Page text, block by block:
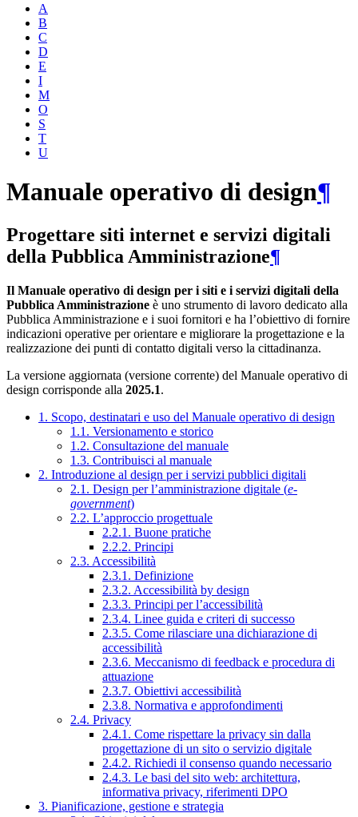
A
B
C
D
E
I
M
O
S
T
U
Manuale operativo di design¶
Progettare siti internet e servizi digitali
della Pubblica Amministrazione¶
Il Manuale operativo di design per i siti e i servizi digitali della
Pubblica Amministrazione è uno strumento di lavoro dedicato alla
Pubblica Amministrazione e i suoi fornitori e ha l’obiettivo di fornire
indicazioni operative per orientare e migliorare la progettazione e la
realizzazione dei punti di contatto digitali verso la cittadinanza.
La versione aggiornata (versione corrente) del Manuale operativo di
design corrisponde alla 2025.1.
1. Scopo, destinatari e uso del Manuale operativo di design
1.1. Versionamento e storico
1.2. Consultazione del manuale
1.3. Contribuisci al manuale
2. Introduzione al design per i servizi pubblici digitali
2.1. Design per l’amministrazione digitale (e-
government)
2.2. L’approccio progettuale
2.2.1. Buone pratiche
2.2.2. Principi
2.3. Accessibilità
2.3.1. Definizione
2.3.2. Accessibilità by design
2.3.3. Principi per l’accessibilità
2.3.4. Linee guida e criteri di successo
2.3.5. Come rilasciare una dichiarazione di
accessibilità
2.3.6. Meccanismo di feedback e procedura di
attuazione
2.3.7. Obiettivi accessibilità
2.3.8. Normativa e approfondimenti
2.4. Privacy
2.4.1. Come rispettare la privacy sin dalla
progettazione di un sito o servizio digitale
2.4.2. Richiedi il consenso quando necessario
2.4.3. Le basi del sito web: architettura,
informativa privacy, riferimenti DPO
3. Pianificazione, gestione e strategia